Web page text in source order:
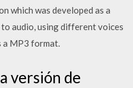
which was developed as a
audio, using different voices
a MP3 format.
versión de